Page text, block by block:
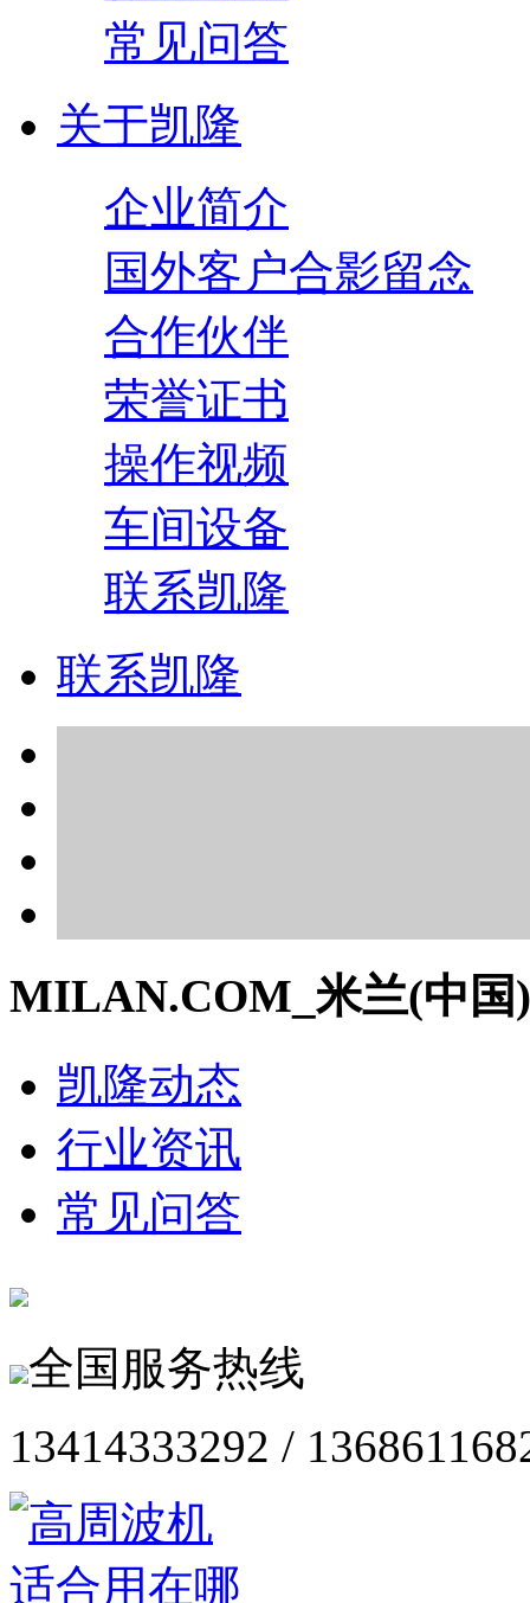
常见问答
关于凯隆
企业简介
国外客户合影留念
合作伙伴
荣誉证书
操作视频
车间设备
联系凯隆
联系凯隆
MILAN.COM_米兰(中国)
凯隆动态
行业资讯
常见问答
全国服务热线
13414333292 /